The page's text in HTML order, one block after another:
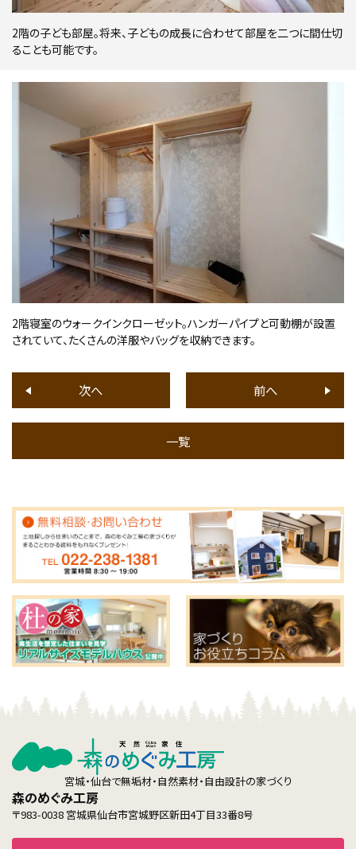
2階の子ども部屋。将来、子どもの成長に合わせて部屋を二つに間仕切
ることも可能です。
2階寝室のウォークインクローゼット。ハンガーパイプと可動棚が設置
されていて、たくさんの洋服やバッグを収納できます。
次へ
一覧
前へ
宮城・仙台で無垢材・自然素材・自由設計の家づくり
森のめぐみ工房
〒983-0038 宮城県仙台市宮城野区新田4丁目33番8号